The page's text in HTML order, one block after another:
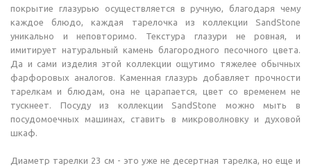
покрытие глазурью осуществляется в ручную, благодаря чему
каждое блюдо, каждая тарелочка из коллекции SandStone
уникально и неповторимо. Текстура глазури не ровная, и
имитирует натуральный камень благородного песочного цвета.
Да и сами изделия этой коллекции ощутимо тяжелее обычных
фарфоровых аналогов. Каменная глазурь добавляет прочности
тарелкам и блюдам, она не царапается, цвет со временем не
тускнеет. Посуду из коллекции SandStone можно мыть в
посудомоечных машинах, ставить в микроволновку и духовой
шкаф.
Диаметр тарелки 23 см - это уже не десертная тарелка, но еще и